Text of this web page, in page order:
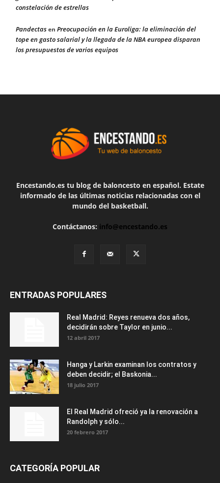
constelación de estrellas
Pandectasen Preocupación en la Euroliga: la eliminación del
tope en gasto salarial y la llegada de la NBA europea disparan
los presupuestos de varios equipos
Encestando.es tu blog de baloncesto en español. Estate
informado de las últimas noticias relacionadas con el
mundo del basketball.
Contáctanos: info@encestando.es
ENTRADAS POPULARES
Real Madrid: Reyes renueva dos años,
decidirán sobre Taylor en junio...
12 abril 2017
Hanga y Larkin examinan los contratos y
deben decidir; el Baskonia...
18 julio 2017
El Real Madrid ofreció ya la renovación a
Randolph y sólo...
20 febrero 2017
CATEGORÍA POPULAR